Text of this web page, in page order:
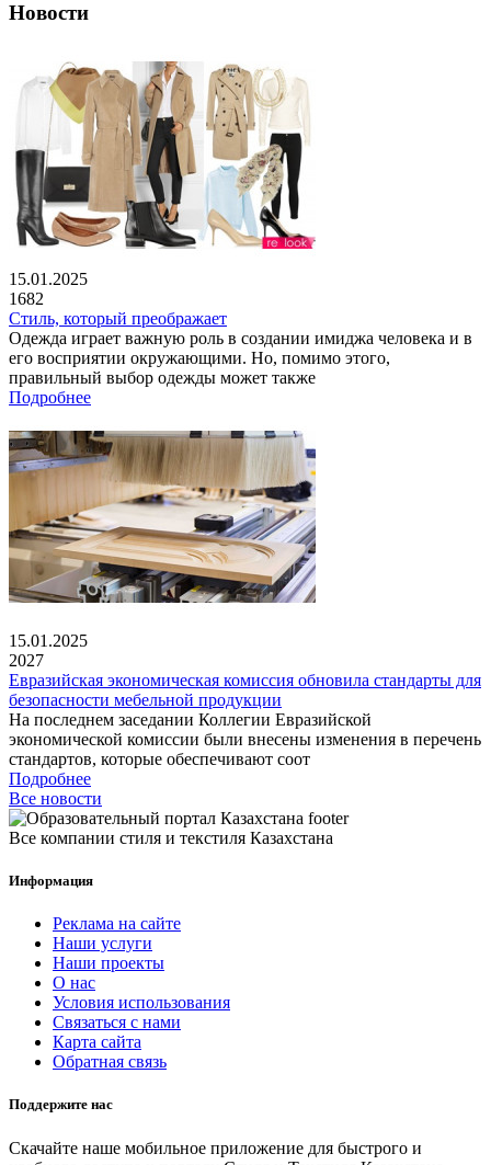
Новости
15.01.2025
1682
Стиль, который преображает
Одежда играет важную роль в создании имиджа человека и в
его восприятии окружающими. Но, помимо этого,
правильный выбор одежды может также
Подробнее
15.01.2025
2027
Евразийская экономическая комиссия обновила стандарты для
безопасности мебельной продукции
На последнем заседании Коллегии Евразийской
экономической комиссии были внесены изменения в перечень
стандартов, которые обеспечивают соот
Подробнее
Все новости
Все компании стиля и текстиля Казахстана
Информация
Реклама на сайте
Наши услуги
Наши проекты
О нас
Условия использования
Связаться с нами
Карта сайта
Обратная связь
Поддержите нас
Скачайте наше мобильное приложение для быстрого и